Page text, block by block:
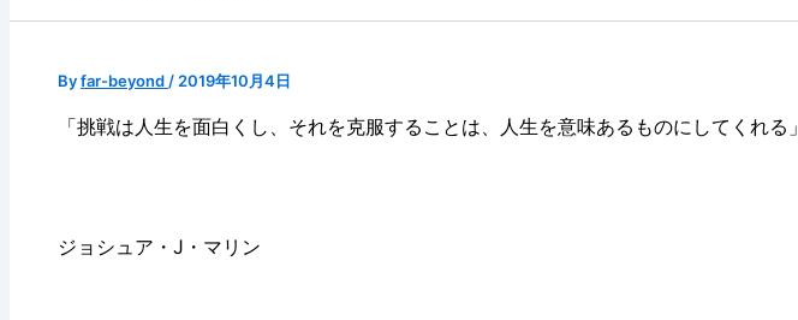
Byfar-beyond / 2019年10月4日
「挑戦は人生を面白くし、それを克服することは、人生を意味あるものにしてくれる」
ジョシュア・J・マリン